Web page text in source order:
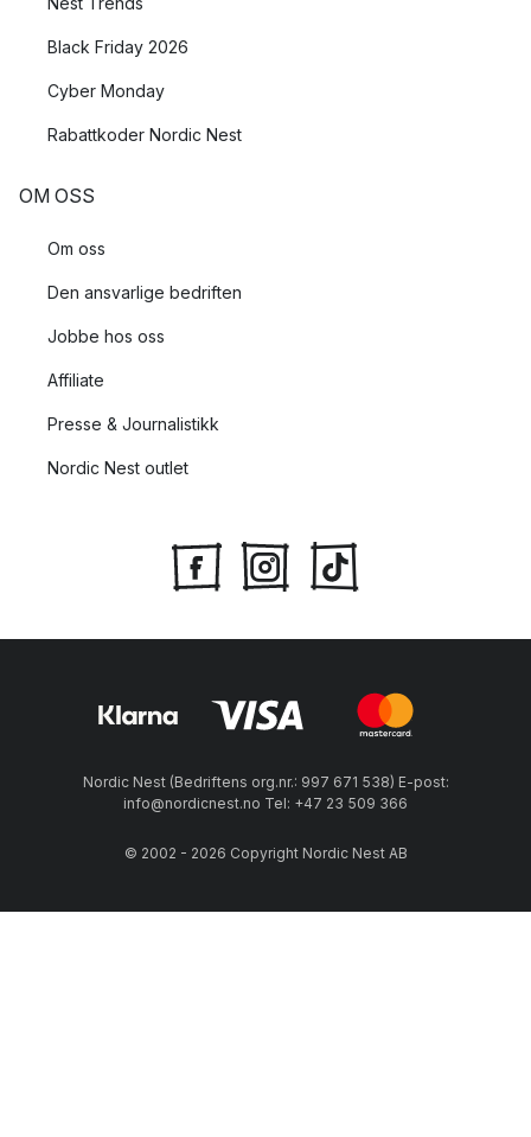
Black Friday 2026
Cyber Monday
Rabattkoder Nordic Nest
OM OSS
Om oss
Den ansvarlige bedriften
Jobbe hos oss
Affiliate
Presse & Journalistikk
Nordic Nest outlet
Nordic Nest (Bedriftens org.nr.: 997 671 538) E-post:
info@nordicnest.no Tel: +47 23 509 366
© 2002 - 2026 Copyright Nordic Nest AB